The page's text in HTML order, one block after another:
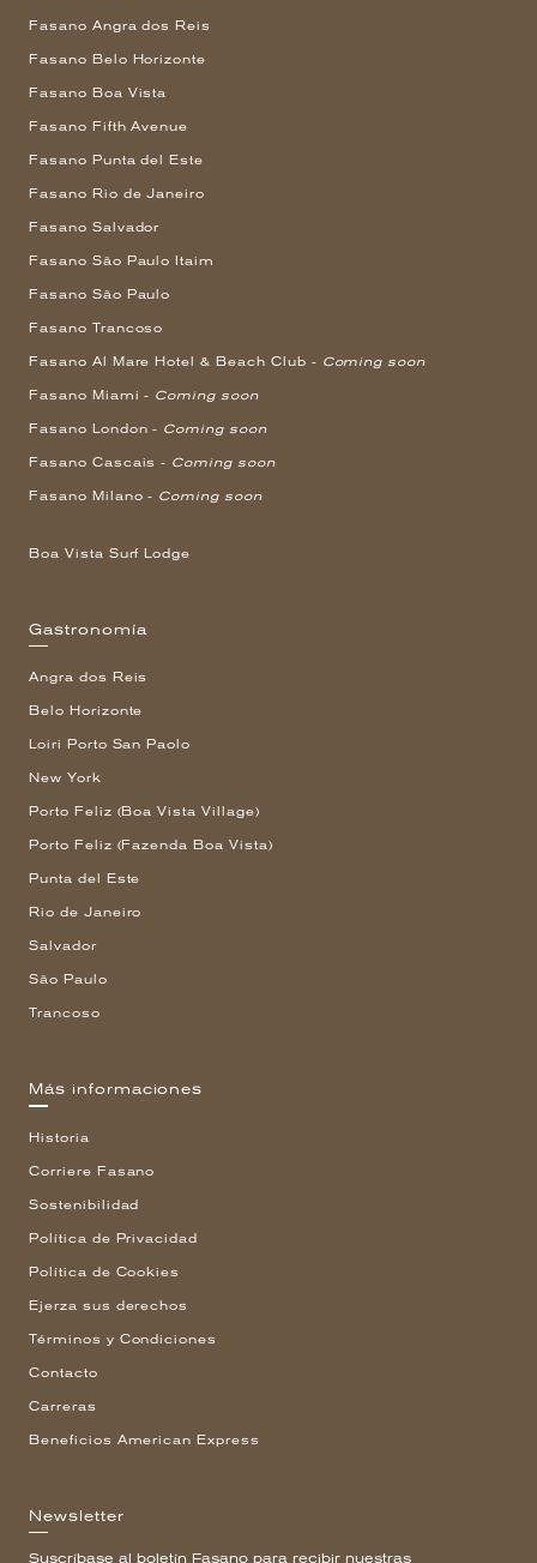
Fasano Angra dos Reis
Fasano Belo Horizonte
Fasano Boa Vista
Fasano Fifth Avenue
Fasano Punta del Este
Fasano Rio de Janeiro
Fasano Salvador
Fasano São Paulo Itaim
Fasano São Paulo
Fasano Trancoso
Fasano Al Mare Hotel & Beach Club - Coming soon
Fasano Miami - Coming soon
Fasano London - Coming soon
Fasano Cascais - Coming soon
Fasano Milano - Coming soon
Boa Vista Surf Lodge
Gastronomía
Angra dos Reis
Belo Horizonte
Loiri Porto San Paolo
New York
Porto Feliz (Boa Vista Village)
Porto Feliz (Fazenda Boa Vista)
Punta del Este
Rio de Janeiro
Salvador
São Paulo
Trancoso
Más informaciones
Historia
Corriere Fasano
Sostenibilidad
Política de Privacidad
Política de Cookies
Ejerza sus derechos
Términos y Condiciones
Contacto
Carreras
Beneficios American Express
Newsletter
Suscríbase al boletín Fasano para recibir nuestras